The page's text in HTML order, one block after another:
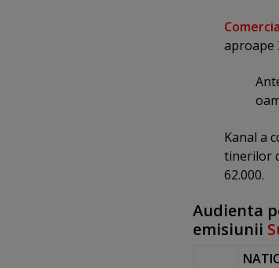
aproape
Kanal a
tinerilor
62.000.
Audienta
emisiunii